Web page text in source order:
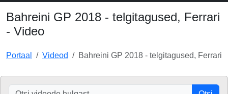
Bahreini GP 2018 - telgitagused, Ferrari
- Video
Portaal Videod Bahreini GP 2018 - telgitagused, Ferrari